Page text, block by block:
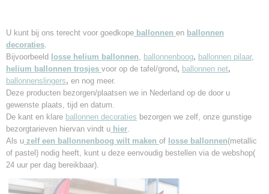
U kunt bij ons terecht voor goedkope ballonnen en ballonnen
decoraties.
Bijvoorbeeld losse helium ballonnen, ballonnenboog, ballonnen pilaar,
helium ballonnen trosjes voor op de tafel/grond, ballonnen net,
ballonnenslingers, en nog meer.
Deze producten bezorgen/plaatsen we in Nederland op de door u
gewenste plaats, tijd en datum.
De kant en klare ballonnen decoraties bezorgen we zelf, onze gunstige
bezorgtarieven hiervan vindt u hier.
Als u zelf een ballonnenboog wilt maken of losse ballonnen(metallic
of pastel) nodig heeft, kunt u deze eenvoudig bestellen via de webshop(
24 uur per dag bereikbaar).